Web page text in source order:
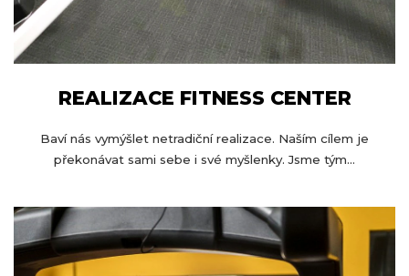
REALIZACE FITNESS CENTER
Baví nás vymýšlet netradiční realizace. Naším cílem je
překonávat sami sebe i své myšlenky. Jsme tým...